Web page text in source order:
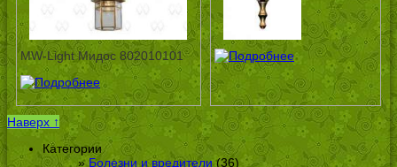
MW-Light Мидос 802010101
Наверх ↑
Категории
Болезни и вредители(36)